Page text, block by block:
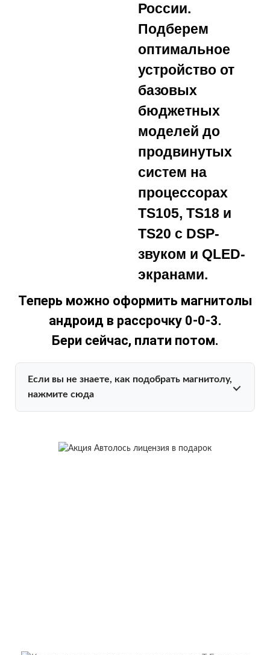
России.
Подберем
оптимальное
устройство от
базовых
бюджетных
моделей до
продвинутых
систем на
процессорах
TS105, TS18 и
TS20 с DSP-
звуком и QLED-
экранами.
Теперь можно оформить магнитолы
андроид в рассрочку 0-0-3.
Бери сейчас, плати потом.
Если вы не знаете, как подобрать магнитолу,
нажмите сюда